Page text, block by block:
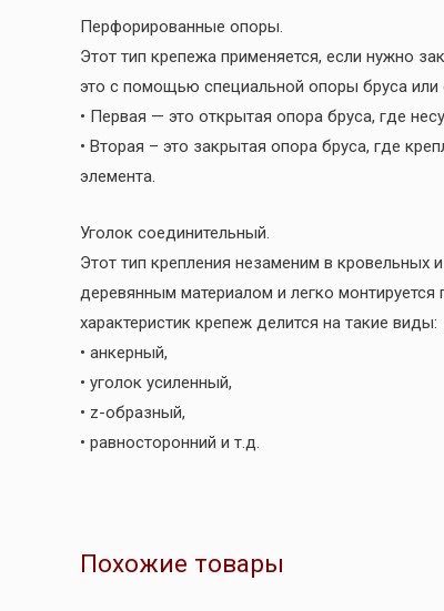
Перфорированные опоры.
Этот тип крепежа применяется, если нужно
это с помощью специальной опоры бруса
• Первая — это открытая опора бруса, где
• Вторая – это закрытая опора бруса, где
элемента.
Уголок соединительный.
Этот тип крепления незаменим в
деревянным материалом и легко
характеристик крепеж делится на такие виды:
• анкерный,
• уголок усиленный,
• z-образный,
• равносторонний и т.д.
Похожие товары